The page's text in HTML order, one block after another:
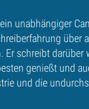
unabhängiger
über
Er schreibt darüber
genießt und
und die